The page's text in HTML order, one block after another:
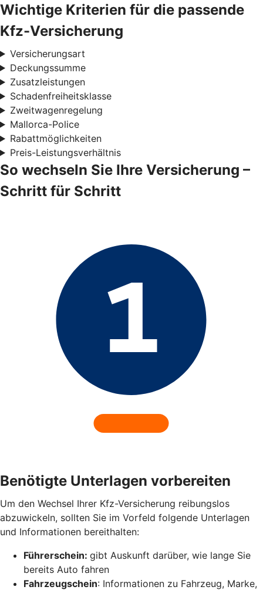
Wichtige Kriterien für die passende
Kfz-Versicherung
Versicherungsart
Deckungssumme
Zusatzleistungen
Schadenfreiheitsklasse
Zweitwagenregelung
Mallorca-Police
Rabattmöglichkeiten
Preis-Leistungsverhältnis
So wechseln Sie Ihre Versicherung –
Schritt für Schritt
Benötigte Unterlagen vorbereiten
Um den Wechsel Ihrer Kfz-Versicherung reibungslos
abzuwickeln, sollten Sie im Vorfeld folgende Unterlagen
und Informationen bereithalten:
Führerschein: gibt Auskunft darüber, wie lange Sie
bereits Auto fahren
Fahrzeugschein: Informationen zu Fahrzeug, Marke,